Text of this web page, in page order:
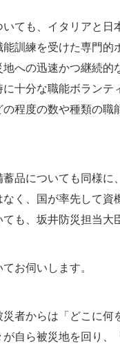
ても、イタリアと
訓練を受けた専門
への迅速かつ継続
十分な職能ボラン
程度の数や種類の
品についても同様に
く、国が率先して
も、坂井防災担当大
お伺いします。
者からは「どこに何
自ら被災地を回り